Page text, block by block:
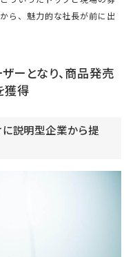
ら、魅力的な社長が前に出
ーとなり、商品発売
獲得
に説明型企業から提